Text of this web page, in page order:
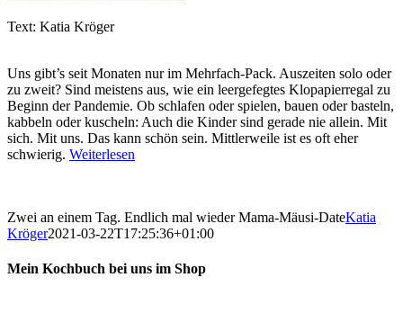
Text: Katia Kröger
Uns gibt’s seit Monaten nur im Mehrfach-Pack. Auszeiten solo oder
zu zweit? Sind meistens aus, wie ein leergefegtes Klopapierregal zu
Beginn der Pandemie. Ob schlafen oder spielen, bauen oder basteln,
kabbeln oder kuscheln: Auch die Kinder sind gerade nie allein. Mit
sich. Mit uns. Das kann schön sein. Mittlerweile ist es oft eher
schwierig. Weiterlesen
Zwei an einem Tag. Endlich mal wieder Mama-Mäusi-DateKatia
Kröger2021-03-22T17:25:36+01:00
Mein Kochbuch bei uns im Shop